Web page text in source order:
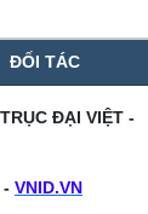
ĐỐI TÁC
ĐẠI VIỆT -
- VNID.VN